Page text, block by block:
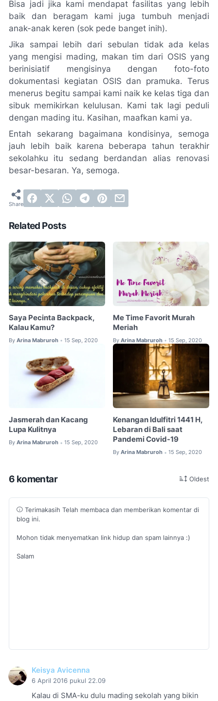
Bisa jadi jika kami mendapat fasilitas yang lebih
baik dan beragam kami juga tumbuh menjadi
anak-anak keren (sok pede banget inih).
Jika sampai lebih dari sebulan tidak ada kelas
yang mengisi mading, makan tim dari OSIS yang
berinisiatif mengisinya dengan foto-foto
dokumentasi kegiatan OSIS dan pramuka. Terus
menerus begitu sampai kami naik ke kelas tiga dan
sibuk memikirkan kelulusan. Kami tak lagi peduli
dengan mading itu. Kasihan, maafkan kami ya.
Entah sekarang bagaimana kondisinya, semoga
jauh lebih baik karena beberapa tahun terakhir
sekolahku itu sedang berdandan alias renovasi
besar-besaran. Ya, semoga.
Related Posts
Saya Pecinta Backpack,
Kalau Kamu?
By Arina Mabruroh • 15 Sep, 2020
Me Time Favorit Murah
Meriah
By Arina Mabruroh • 15 Sep, 2020
Jasmerah dan Kacang
Lupa Kulitnya
By Arina Mabruroh • 15 Sep, 2020
Kenangan Idulfitri 1441 H,
Lebaran di Bali saat
Pandemi Covid-19
By Arina Mabruroh • 15 Sep, 2020
6 komentar Oldest
Terimakasih Telah membaca dan memberikan komentar di
blog ini.
Mohon tidak menyematkan link hidup dan spam lainnya :)
Salam
Keisya Avicenna
6 April 2016 pukul 22.09
Kalau di SMA-ku dulu mading sekolah yang bikin